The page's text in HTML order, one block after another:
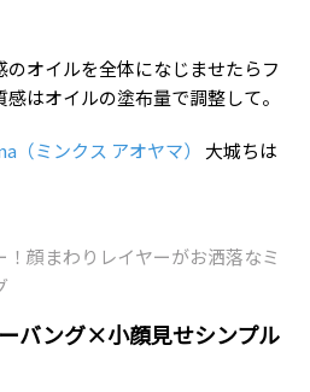
オイルを全体になじませたらフ
はオイルの塗布量で調整して。
（ミンクス アオヤマ）
大城ちは
顔まわりレイヤーがお洒落なミ
ーバング×小顔見せシンプル